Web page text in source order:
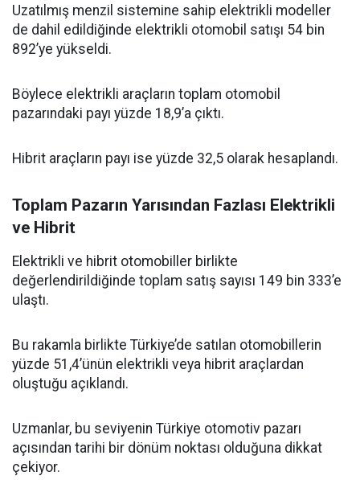
Uzatılmış menzil sistemine sahip elektrikli modeller
de dahil edildiğinde elektrikli otomobil satışı 54 bin
892’ye yükseldi.
Böylece elektrikli araçların toplam otomobil
pazarındaki payı yüzde 18,9’a çıktı.
Hibrit araçların payı ise yüzde 32,5 olarak hesaplandı.
Toplam Pazarın Yarısından Fazlası Elektrikli
ve Hibrit
Elektrikli ve hibrit otomobiller birlikte
değerlendirildiğinde toplam satış sayısı 149 bin 333’e
ulaştı.
Bu rakamla birlikte Türkiye’de satılan otomobillerin
yüzde 51,4’ünün elektrikli veya hibrit araçlardan
oluştuğu açıklandı.
Uzmanlar, bu seviyenin Türkiye otomotiv pazarı
açısından tarihi bir dönüm noktası olduğuna dikkat
çekiyor.